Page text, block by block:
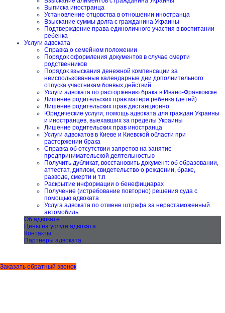
Заказать обратный звонок
Выписка иностранца
Установление отцовства в отношении иностранца
Взыскание суммы долга с гражданина Украины
Подтверждение права единоличного участия в воспитании
ребенка
Услуги адвоката
Справка о семейном положении
Порядок оформления документов в случае смерти
родственников
Порядок взыскания денежной компенсации за
неиспользованные календарные дни дополнительного
отпуска участникам боевых действий
Услуги адвоката по расторжению брака в Ивано-Франковске
Лишение родительских прав матери ребенка (детей)
Лишение родительских прав дистанционно
Юридические услуги, помощь адвоката для граждан Украины
и иностранцев, выехавших за пределы Украины
Лишение родительских прав иностранца
Услуги адвокатов в Киеве и Киевской области при
расторжении брака
Справка об отсутствии запретов на занятие
предпринимательской деятельностью
Получить дубликат, восстановить документ: об образовании,
аттестат, диплом, свидетельство о рождении, браке,
разводе, смерти и т.п
Раскрытие информации о бенефициарах
Получение (истребование повторно) решения суда с
помощью адвоката
Услуга адвоката по отмене штрафа за нерастаможенный
автомобиль
Об адвокате
Цены на услуги адвоката
Контакты
Партнеры адвоката